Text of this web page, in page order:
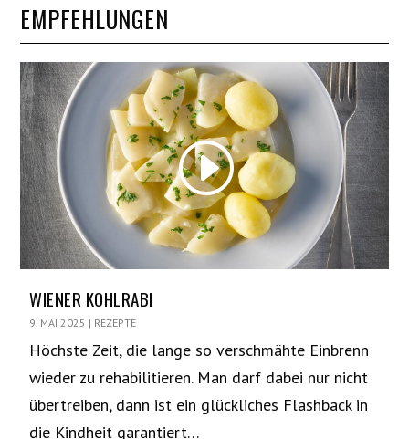
EMPFEHLUNGEN
WIENER KOHLRABI
9. MAI 2025 | REZEPTE
Höchste Zeit, die lange so verschmähte Einbrenn
wieder zu rehabilitieren. Man darf dabei nur nicht
übertreiben, dann ist ein glückliches Flashback in
die Kindheit garantiert…